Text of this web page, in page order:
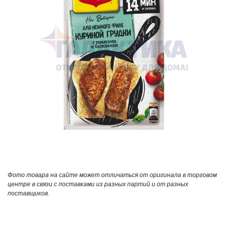
Фото товара на сайте может отличаться от оригинала в торговом
центре в связи с поставками из разных партий и от разных
поставщиков.